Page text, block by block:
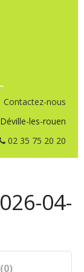
Contactez-nous
les-rouen
02 35 75 20 20
04-